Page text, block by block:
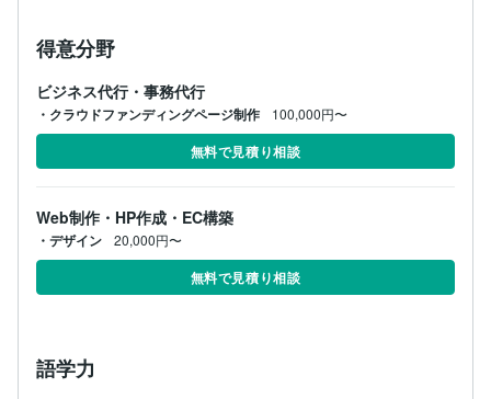
得意分野
ビジネス代行・事務代行
・クラウドファンディングページ制作 100,000円〜
無料で見積り相談
Web制作・HP作成・EC構築
・デザイン 20,000円〜
無料で見積り相談
語学力